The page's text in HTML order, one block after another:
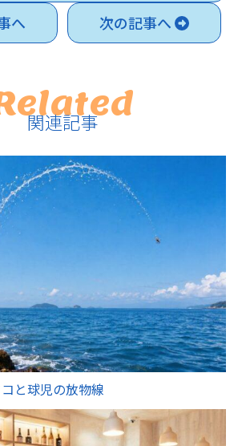
へ
次の記事へ
関連記事
と球児の放物線